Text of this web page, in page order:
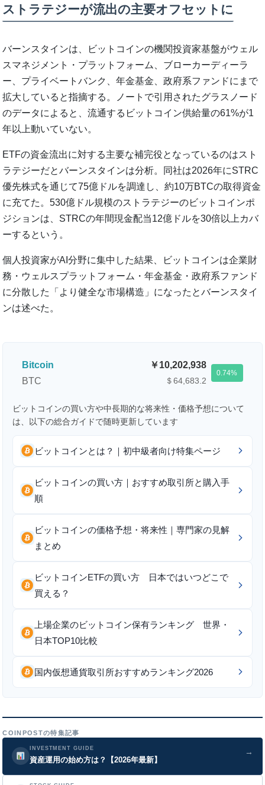
ストラテジーが流出の主要オフセットに
バーンスタインは、ビットコインの機関投資家基盤がウェル
スマネジメント・プラットフォーム、ブローカーディーラ
ー、プライベートバンク、年金基金、政府系ファンドにまで
拡大していると指摘する。ノートで引用されたグラスノード
のデータによると、流通するビットコイン供給量の61%が1
年以上動いていない。
ETFの資金流出に対する主要な補完役となっているのはスト
ラテジーだとバーンスタインは分析。同社は2026年にSTRC
優先株式を通じて75億ドルを調達し、約10万BTCの取得資金
に充てた。530億ドル規模のストラテジーのビットコインポ
ジションは、STRCの年間現金配当12億ドルを30倍以上カバ
ーするという。
個人投資家がAI分野に集中した結果、ビットコインは企業財
務・ウェルスプラットフォーム・年金基金・政府系ファンド
に分散した「より健全な市場構造」になったとバーンスタイ
ンは述べた。
Bitcoin
BTC
10,202,938
＄64,683.2
0.74
ビットコインの買い方や中長期的な将来性・価格予想について
は、以下の総合ガイドで随時更新しています
ビットコインとは？｜初中級者向け特集ページ
ビットコインの買い方｜おすすめ取引所と購入手
順
ビットコインの価格予想・将来性｜専門家の見解
まとめ
ビットコインETFの買い方 日本ではいつどこで
買える？
上場企業のビットコイン保有ランキング 世界・
日本TOP10比較
国内仮想通貨取引所おすすめランキング2026
COINPOSTの特集記事
INVESTMENT GUIDE
資産運用の始め方は？【2026年最新】
→